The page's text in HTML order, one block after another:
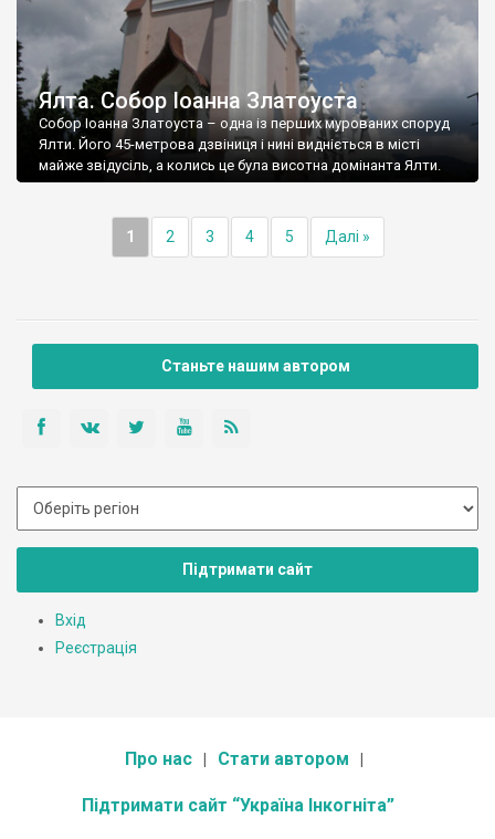
Ялта. Собор Іоанна Златоуста
Собор Іоанна Златоуста – одна із перших мурованих споруд
Ялти. Його 45-метрова дзвіниця і нині видніється в місті
майже звідусіль, а колись це була висотна домінанта Ялти.
1 2 3 4 5 Далі »
Станьте нашим автором
Підтримати сайт
Вхід
Реєстрація
Про нас Стати автором
Підтримати сайт “Україна Інкогніта”